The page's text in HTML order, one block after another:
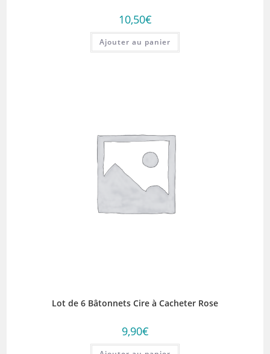
10,50€
Ajouter au panier
Lot de 6 Bâtonnets Cire à Cacheter Rose
9,90€